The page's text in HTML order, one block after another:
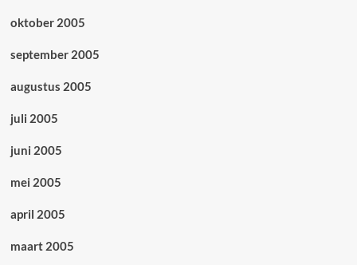
oktober 2005
september 2005
augustus 2005
juli 2005
juni 2005
mei 2005
april 2005
maart 2005